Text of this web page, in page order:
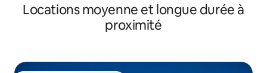
Locations moyenne et longue durée à
proximité